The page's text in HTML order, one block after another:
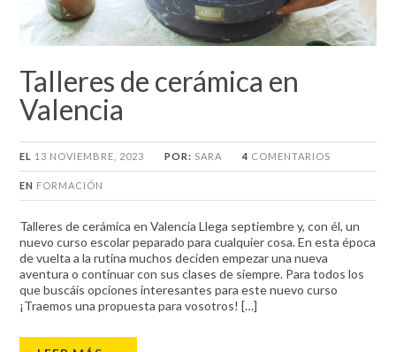
Talleres de cerámica en
Valencia
EL 13 NOVIEMBRE, 2023 POR: SARA 4 COMENTARIOS
EN FORMACIÓN
Talleres de cerámica en Valencia Llega septiembre y, con él, un
nuevo curso escolar peparado para cualquier cosa. En esta época
de vuelta a la rutina muchos deciden empezar una nueva
aventura o continuar con sus clases de siempre. Para todos los
que buscáis opciones interesantes para este nuevo curso
¡Traemos una propuesta para vosotros! […]